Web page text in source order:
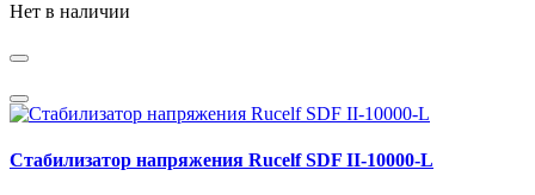
Нет в наличии
Стабилизатор напряжения Rucelf SDF II-10000-L